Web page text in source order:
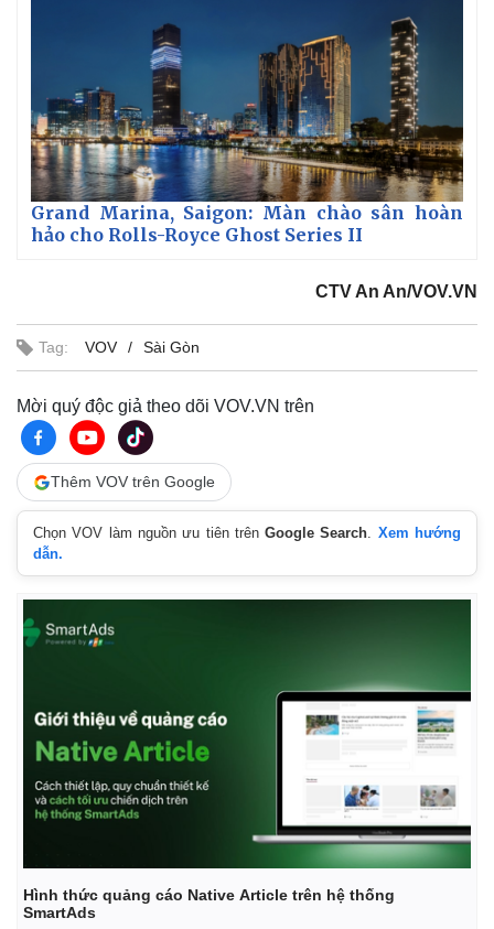
Grand Marina, Saigon: Màn chào sân hoàn
hảo cho Rolls-Royce Ghost Series II
CTV An An/VOV.VN
Tag: VOV Sài Gòn
Mời quý độc giả theo dõi VOV.VN trên
Thêm VOV trên Google
Chọn VOV làm nguồn ưu tiên trênGoogle Search. Xem hướng
dẫn.
Hình thức quảng cáo Native Article trên hệ thống
SmartAds